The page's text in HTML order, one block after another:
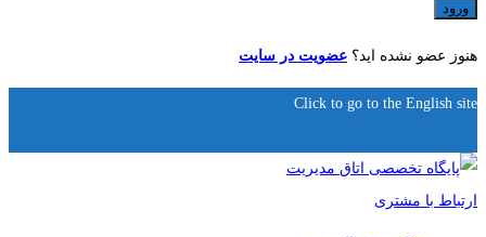
هنوز عضو نشده اید؟ عضویت در سایت
Click to go to the English site